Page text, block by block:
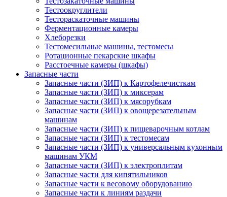
Тестоокруглители
Тестораскаточные машины
Ферментационные камеры
Хлеборезки
Тестомесильные машины, тестомесы
Ротационные пекарские шкафы
Расстоечные камеры (шкафы)
Запасные части
Запасные части (ЗИП) к Картофелечисткам
Запасные части (ЗИП) к миксерам
Запасные части (ЗИП) к мясорубкам
Запасные части (ЗИП) к овощерезательным
машинам
Запасные части (ЗИП) к пищеварочным котлам
Запасные части (ЗИП) к тестомесам
Запасные части (ЗИП) к универсальным кухонным
машинам УКМ
Запасные части (ЗИП) к электроплитам
Запасные части для кипятильников
Запасные части к весовому оборудованию
Запасные части к линиям раздачи